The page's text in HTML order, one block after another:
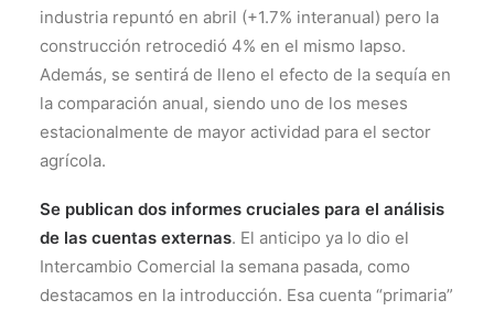
industria repuntó en abril (+1.7% interanual) pero la
construcción retrocedió 4% en el mismo lapso.
Además, se sentirá de lleno el efecto de la sequía en
la comparación anual, siendo uno de los meses
estacionalmente de mayor actividad para el sector
agrícola.
Se publican dos informes cruciales para el análisis
de las cuentas externas. El anticipo ya lo dio el
Intercambio Comercial la semana pasada, como
destacamos en la introducción. Esa cuenta “primaria”